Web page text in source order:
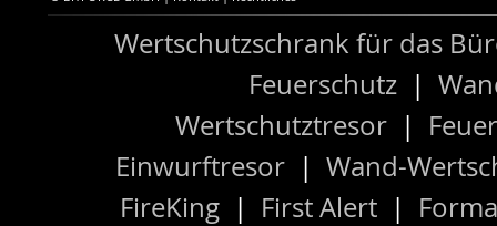
Wertschutzschrank für das
Feuerschutz |
Wertschutztresor|
Einwurftresor| Wand-
FireKing | First Alert |